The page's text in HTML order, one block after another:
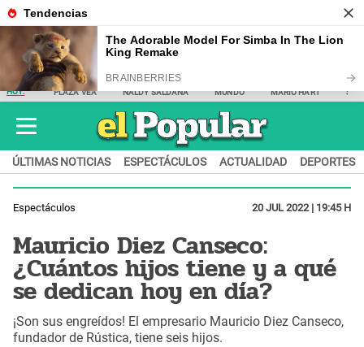
HOY: PLAZA VEA NALDY SALDAÑA MUNDO MARIO HART
ÚLTIMAS NOTICIAS ESPECTÁCULOS ACTUALIDAD DEPORTES
Espectáculos 20 JUL 2022 | 19:45 H
Mauricio Diez Canseco:
¿Cuántos hijos tiene y a qué
se dedican hoy en día?
¡Son sus engreídos! El empresario Mauricio Diez Canseco,
fundador de Rústica, tiene seis hijos.